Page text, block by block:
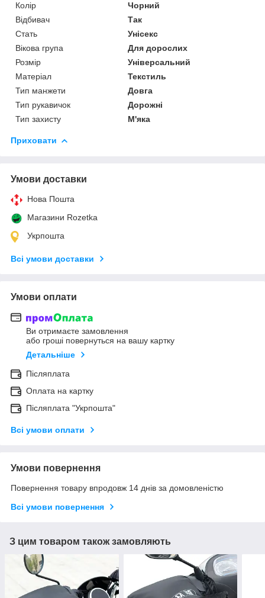
Колір
Чорний
Відбивач
Так
Стать
Унісекс
Вікова група
Для дорослих
Розмір
Універсальний
Матеріал
Текстиль
Тип манжети
Довга
Тип рукавичок
Дорожні
Тип захисту
М'яка
Приховати
Умови доставки
Нова Пошта
Магазини Rozetka
Укрпошта
Всі умови доставки
Умови оплати
Ви отримаєте замовлення
або гроші повернуться на вашу картку
Детальніше
Післяплата
Оплата на картку
Післяплата "Укрпошта"
Всі умови оплати
Умови повернення
Повернення товару впродовж 14 днів за домовленістю
Всі умови повернення
З цим товаром також замовляють